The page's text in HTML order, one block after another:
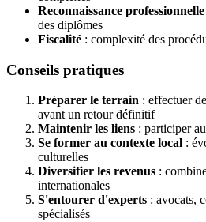
Reconnaissance professionnelle
des diplômes
Fiscalité : complexité des
Conseils pratiques
Préparer le terrain : effectuer
avant un retour définitif
Maintenir les liens : participer
Se former au contexte local :
culturelles
Diversifier les revenus :
internationales
S'entourer d'experts : avocats,
spécialisés